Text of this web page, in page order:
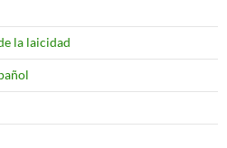
la laicidad